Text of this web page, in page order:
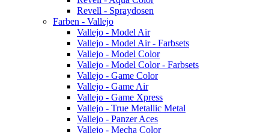
Revell - Spraydosen
Farben - Vallejo
Vallejo - Model Air
Vallejo - Model Air - Farbsets
Vallejo - Model Color
Vallejo - Model Color - Farbsets
Vallejo - Game Color
Vallejo - Game Air
Vallejo - Game Xpress
Vallejo - True Metallic Metal
Vallejo - Panzer Aces
Vallejo - Mecha Color